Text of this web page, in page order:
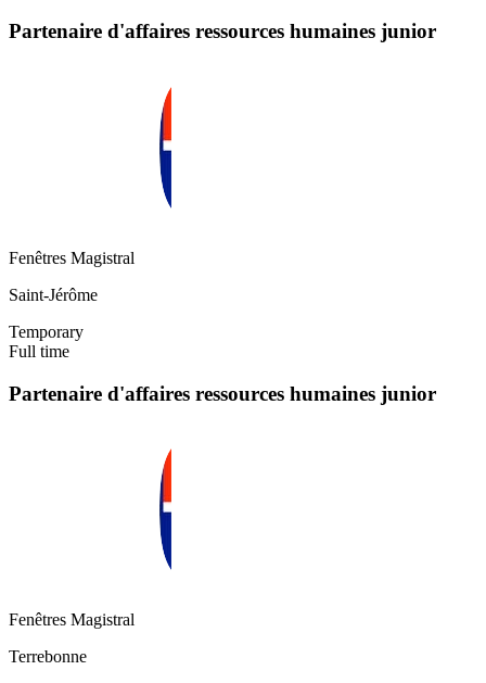
Partenaire d'affaires ressources humaines junior
Fenêtres Magistral
Saint-Jérôme
Temporary
Full time
Partenaire d'affaires ressources humaines junior
Fenêtres Magistral
Terrebonne